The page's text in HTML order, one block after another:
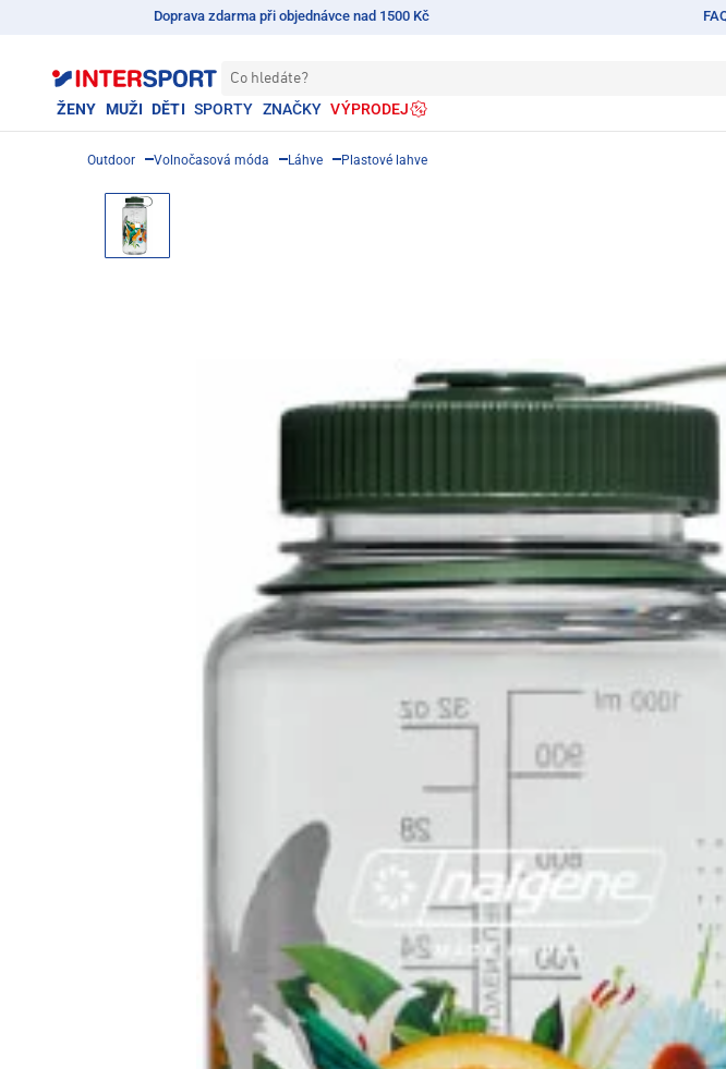
Doprava zdarma při objednávce nad 1500 Kč
Co hledáte?
ŽENY MUŽI DĚTI SPORTY ZNAČKY VÝPRODEJ
Outdoor Volnočasová móda Láhve Plastové lahve